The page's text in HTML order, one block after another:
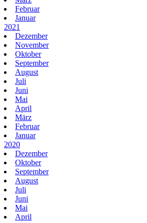
Februar
Januar
2021
Dezember
November
Oktober
September
August
Juli
Juni
Mai
April
März
Februar
Januar
2020
Dezember
Oktober
September
August
Juli
Juni
Mai
April